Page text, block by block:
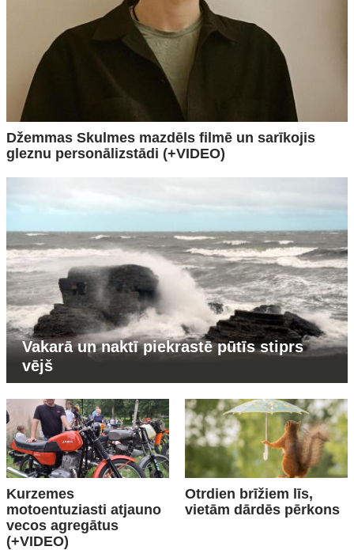
Džemmas Skulmes mazdēls filmē un sarīkojis
gleznu personālizstādi (+VIDEO)
Vakarā un naktī piekrastē pūtīs stiprs
vējš
Kurzemes
motoentuziasti atjauno
vecos agregātus
(+VIDEO)
Otrdien brīžiem līs,
vietām dārdēs pērkons